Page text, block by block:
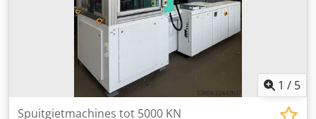
1 / 5
Spuitgietmachines tot 5000 KN